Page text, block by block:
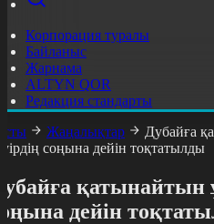
Корпорация туралы
Байланыс
Жарнама
ALTYN QOR
Редакция стандарты
Жаңалықтар
Дубайға
соңына дейін тоқтатылды
қатынайтын
дейін